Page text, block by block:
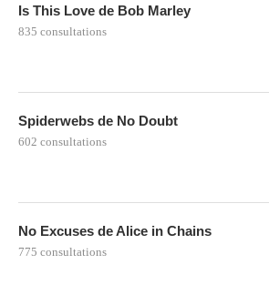
Is This Love de Bob Marley
835 consultations
Spiderwebs de No Doubt
602 consultations
No Excuses de Alice in Chains
775 consultations